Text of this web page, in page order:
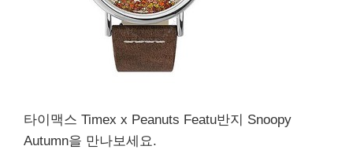
타이맥스 Timex x Peanuts Featu반지 Snoopy
Autumn을 만나보세요.